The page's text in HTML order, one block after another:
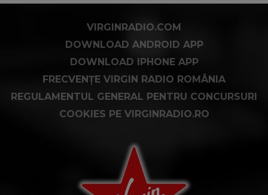
VIRGINRADIO.COM
DOWNLOAD ANDROID APP
DOWNLOAD IPHONE APP
FRECVENȚE VIRGIN RADIO ROMÂNIA
REGULAMENTUL GENERAL PENTRU CONCURSURI
COOKIES PE VIRGINRADIO.RO